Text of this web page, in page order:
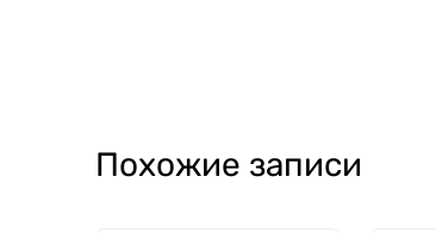
Похожие записи